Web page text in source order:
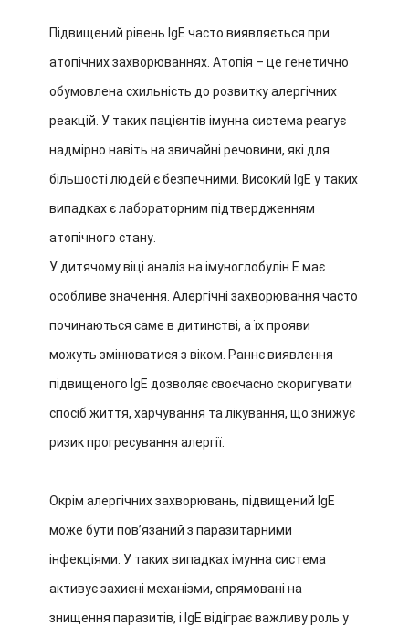
Підвищений рівень IgE часто виявляється при
атопічних захворюваннях. Атопія – це генетично
обумовлена схильність до розвитку алергічних
реакцій. У таких пацієнтів імунна система реагує
надмірно навіть на звичайні речовини, які для
більшості людей є безпечними. Високий IgE у таких
випадках є лабораторним підтвердженням
атопічного стану.
У дитячому віці аналіз на імуноглобулін E має
особливе значення. Алергічні захворювання часто
починаються саме в дитинстві, а їх прояви
можуть змінюватися з віком. Раннє виявлення
підвищеного IgE дозволяє своєчасно скоригувати
спосіб життя, харчування та лікування, що знижує
ризик прогресування алергії.
Окрім алергічних захворювань, підвищений IgE
може бути пов’язаний з паразитарними
інфекціями. У таких випадках імунна система
активує захисні механізми, спрямовані на
знищення паразитів, і IgE відіграє важливу роль у